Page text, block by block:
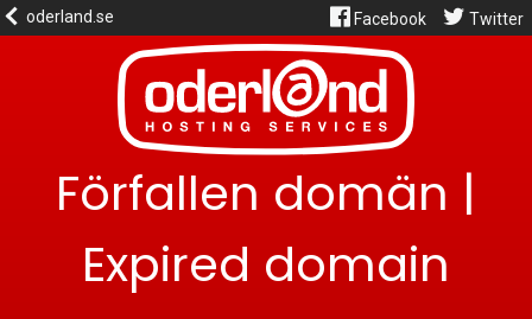
oderland.se Facebook Twitter
Förfallen domän |
Expired domain